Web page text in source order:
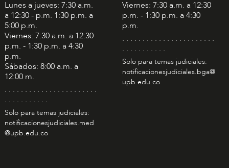
Lunes a jueves: 7:30 a.m.
a 12:30 - p.m. 1:30 p.m. a
5:00 p.m.
Viernes: 7:30 a.m. a 12:30
p.m. - 1:30 p.m. a 4:30
p.m.
Sábados: 8:00 a.m. a
12:00 m.
. . . . . . . . . . . . . . . . . . . . . . .
. . . . . . . . . . .
Solo para temas judiciales:
notificacionesjudiciales.med
@upb.edu.co
Viernes: 7:30 a.m. a 12:30
p.m. - 1:30 p.m. a 4:30
p.m.
. . . . . . . . . . . . . . . . . . . . . . .
. . . . . . . . . . .
Solo para temas judiciales:
notificacionesjudiciales.bga@
upb.edu.co